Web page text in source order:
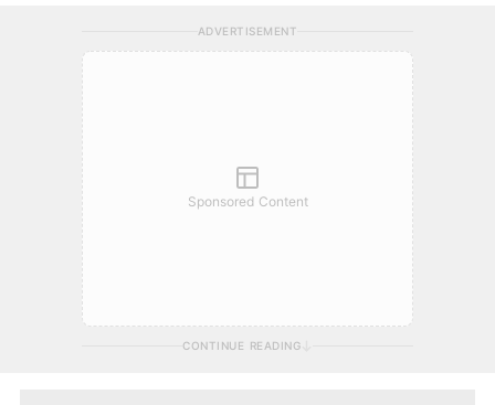
ADVERTISEMENT
Sponsored Content
CONTINUE READING